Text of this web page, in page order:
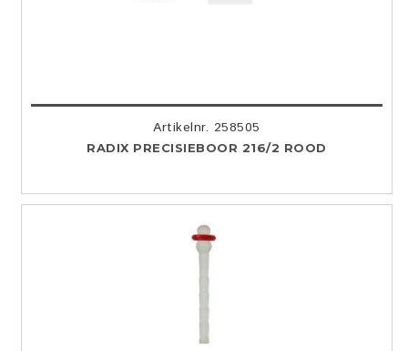
Artikelnr. 258505
RADIX PRECISIEBOOR 216/2 ROOD